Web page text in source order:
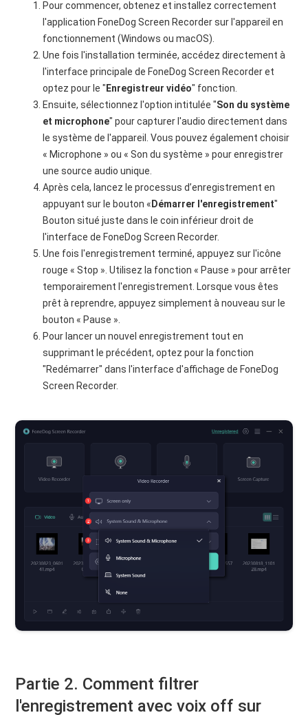
Pour commencer, obtenez et installez correctement
l'application FoneDog Screen Recorder sur l'appareil en
fonctionnement (Windows ou macOS).
Une fois l'installation terminée, accédez directement à
l'interface principale de FoneDog Screen Recorder et
optez pour le " Enregistreur vidéo" fonction.
Ensuite, sélectionnez l'option intitulée "Son du système
et microphone" pour capturer l'audio directement dans
le système de l'appareil. Vous pouvez également choisir
« Microphone » ou « Son du système » pour enregistrer
une source audio unique.
Après cela, lancez le processus d’enregistrement en
appuyant sur le bouton « Démarrer l'enregistrement"
Bouton situé juste dans le coin inférieur droit de
l'interface de FoneDog Screen Recorder.
Une fois l'enregistrement terminé, appuyez sur l'icône
rouge « Stop ». Utilisez la fonction « Pause » pour arrêter
temporairement l'enregistrement. Lorsque vous êtes
prêt à reprendre, appuyez simplement à nouveau sur le
bouton « Pause ».
Pour lancer un nouvel enregistrement tout en
supprimant le précédent, optez pour la fonction
"Redémarrer" dans l'interface d'affichage de FoneDog
Screen Recorder.
Partie 2. Comment filtrer
l'enregistrement avec voix off sur